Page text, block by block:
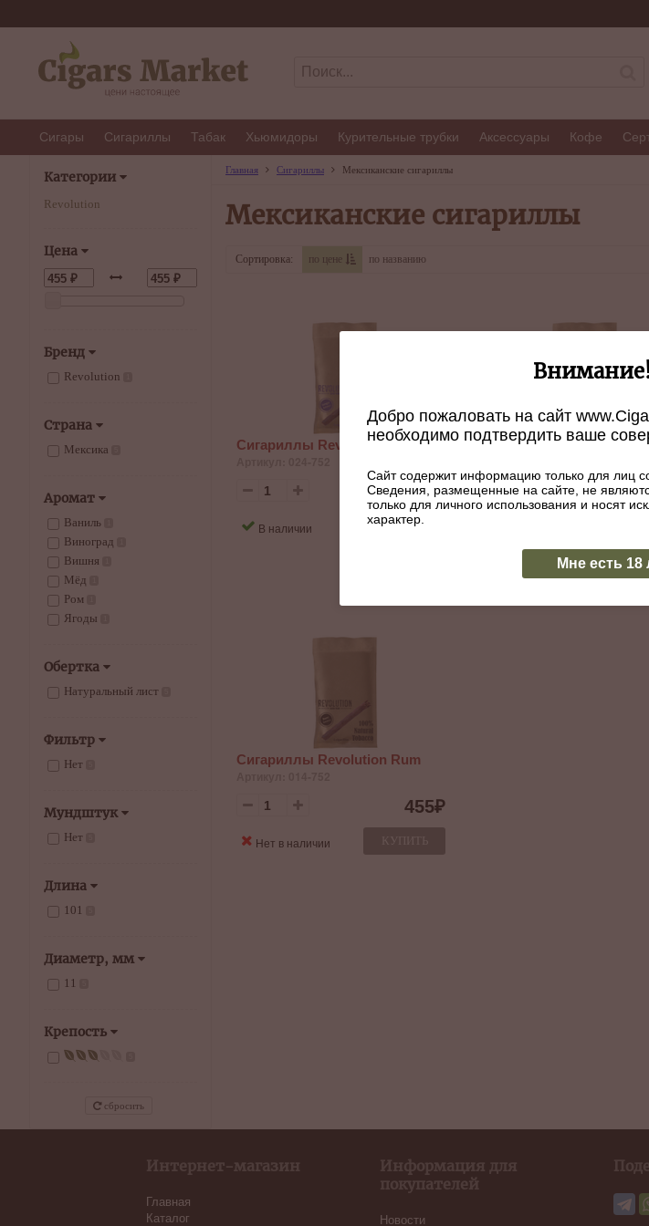
Сигары Сигариллы Табак Хьюмидоры Курительные трубки Аксессуары Кофе
Категории
Revolution
Цена
Бренд
Revolution
Страна
Мексика
Аромат
Ваниль
Виноград
Вишня
Мёд
Ром
Ягоды
Обертка
Натуральный лист
Фильтр
Нет
Мундштук
Нет
Длина
101
Диаметр, мм
11
Крепость
сбросить
Главная Сигариллы Мексиканские сигариллы
Мексиканские сигариллы
Сортировка: по цене по названию
Сигариллы Revolution Grape
455 ₽
КУПИТЬ
В наличии
Сигариллы Revolution
Сигариллы Revolution Rum
455₽
КУПИТЬ
Нет в наличии
Добро пожаловать на сайт
необходимо подтвердить ваше
Сайт содержит информацию только для лиц
Сведения, размещенные на сайте, не
только для личного использования и носят
характер.
Мне есть 18
Интернет-магазин
Главная
Каталог
Информация для
покупателей
Новости